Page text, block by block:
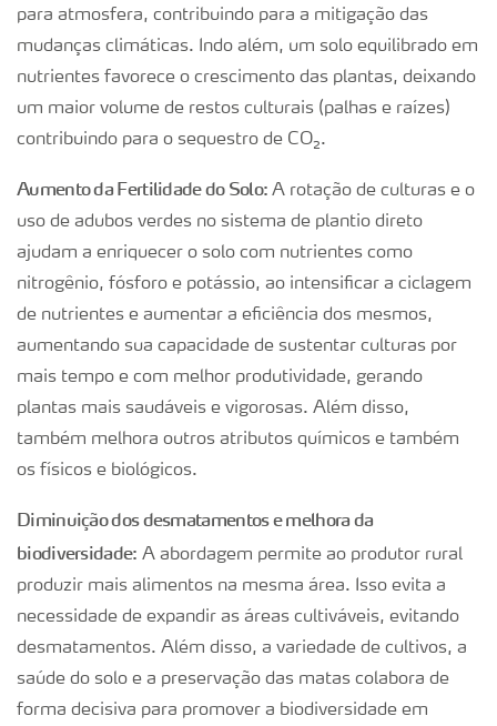
para atmosfera, contribuindo para a mitigação das
mudanças climáticas. Indo além, um solo equilibrado em
nutrientes favorece o crescimento das plantas, deixando
um maior volume de restos culturais (palhas e raízes)
contribuindo para o sequestro de CO₂.
Aumento da Fertilidade do Solo: A rotação de culturas e o
uso de adubos verdes no sistema de plantio direto
ajudam a enriquecer o solo com nutrientes como
nitrogênio, fósforo e potássio, ao intensificar a ciclagem
de nutrientes e aumentar a eficiência dos mesmos,
aumentando sua capacidade de sustentar culturas por
mais tempo e com melhor produtividade, gerando
plantas mais saudáveis e vigorosas. Além disso,
também melhora outros atributos químicos e também
os físicos e biológicos.
Diminuição dos desmatamentos e melhora da
biodiversidade: A abordagem permite ao produtor rural
produzir mais alimentos na mesma área. Isso evita a
necessidade de expandir as áreas cultiváveis, evitando
desmatamentos. Além disso, a variedade de cultivos, a
saúde do solo e a preservação das matas colabora de
forma decisiva para promover a biodiversidade em